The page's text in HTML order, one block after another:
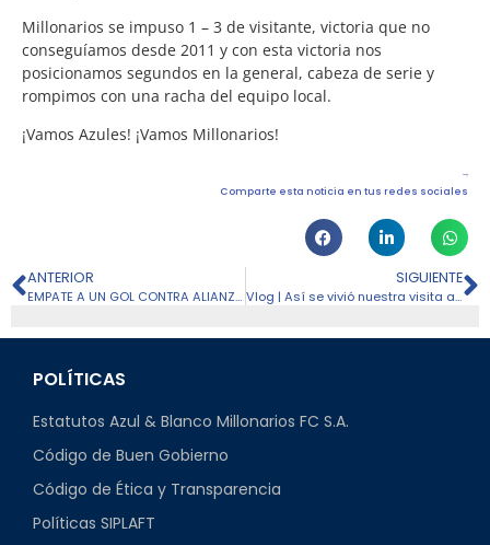
Millonarios se impuso 1 – 3 de visitante, victoria que no
conseguíamos desde 2011 y con esta victoria nos
posicionamos segundos en la general, cabeza de serie y
rompimos con una racha del equipo local.
¡Vamos Azules! ¡Vamos Millonarios!
Comparte esta noticia en tus redes sociales
ANTERIOR
EMPATE A UN GOL CONTRA ALIANZA PETROLERA
SIGUIENTE
Vlog | Así se vivió nuestra visita al Atanasio frente a Nacional
POLÍTICAS
Estatutos Azul & Blanco Millonarios FC S.A.
Código de Buen Gobierno
Código de Ética y Transparencia
Políticas SIPLAFT